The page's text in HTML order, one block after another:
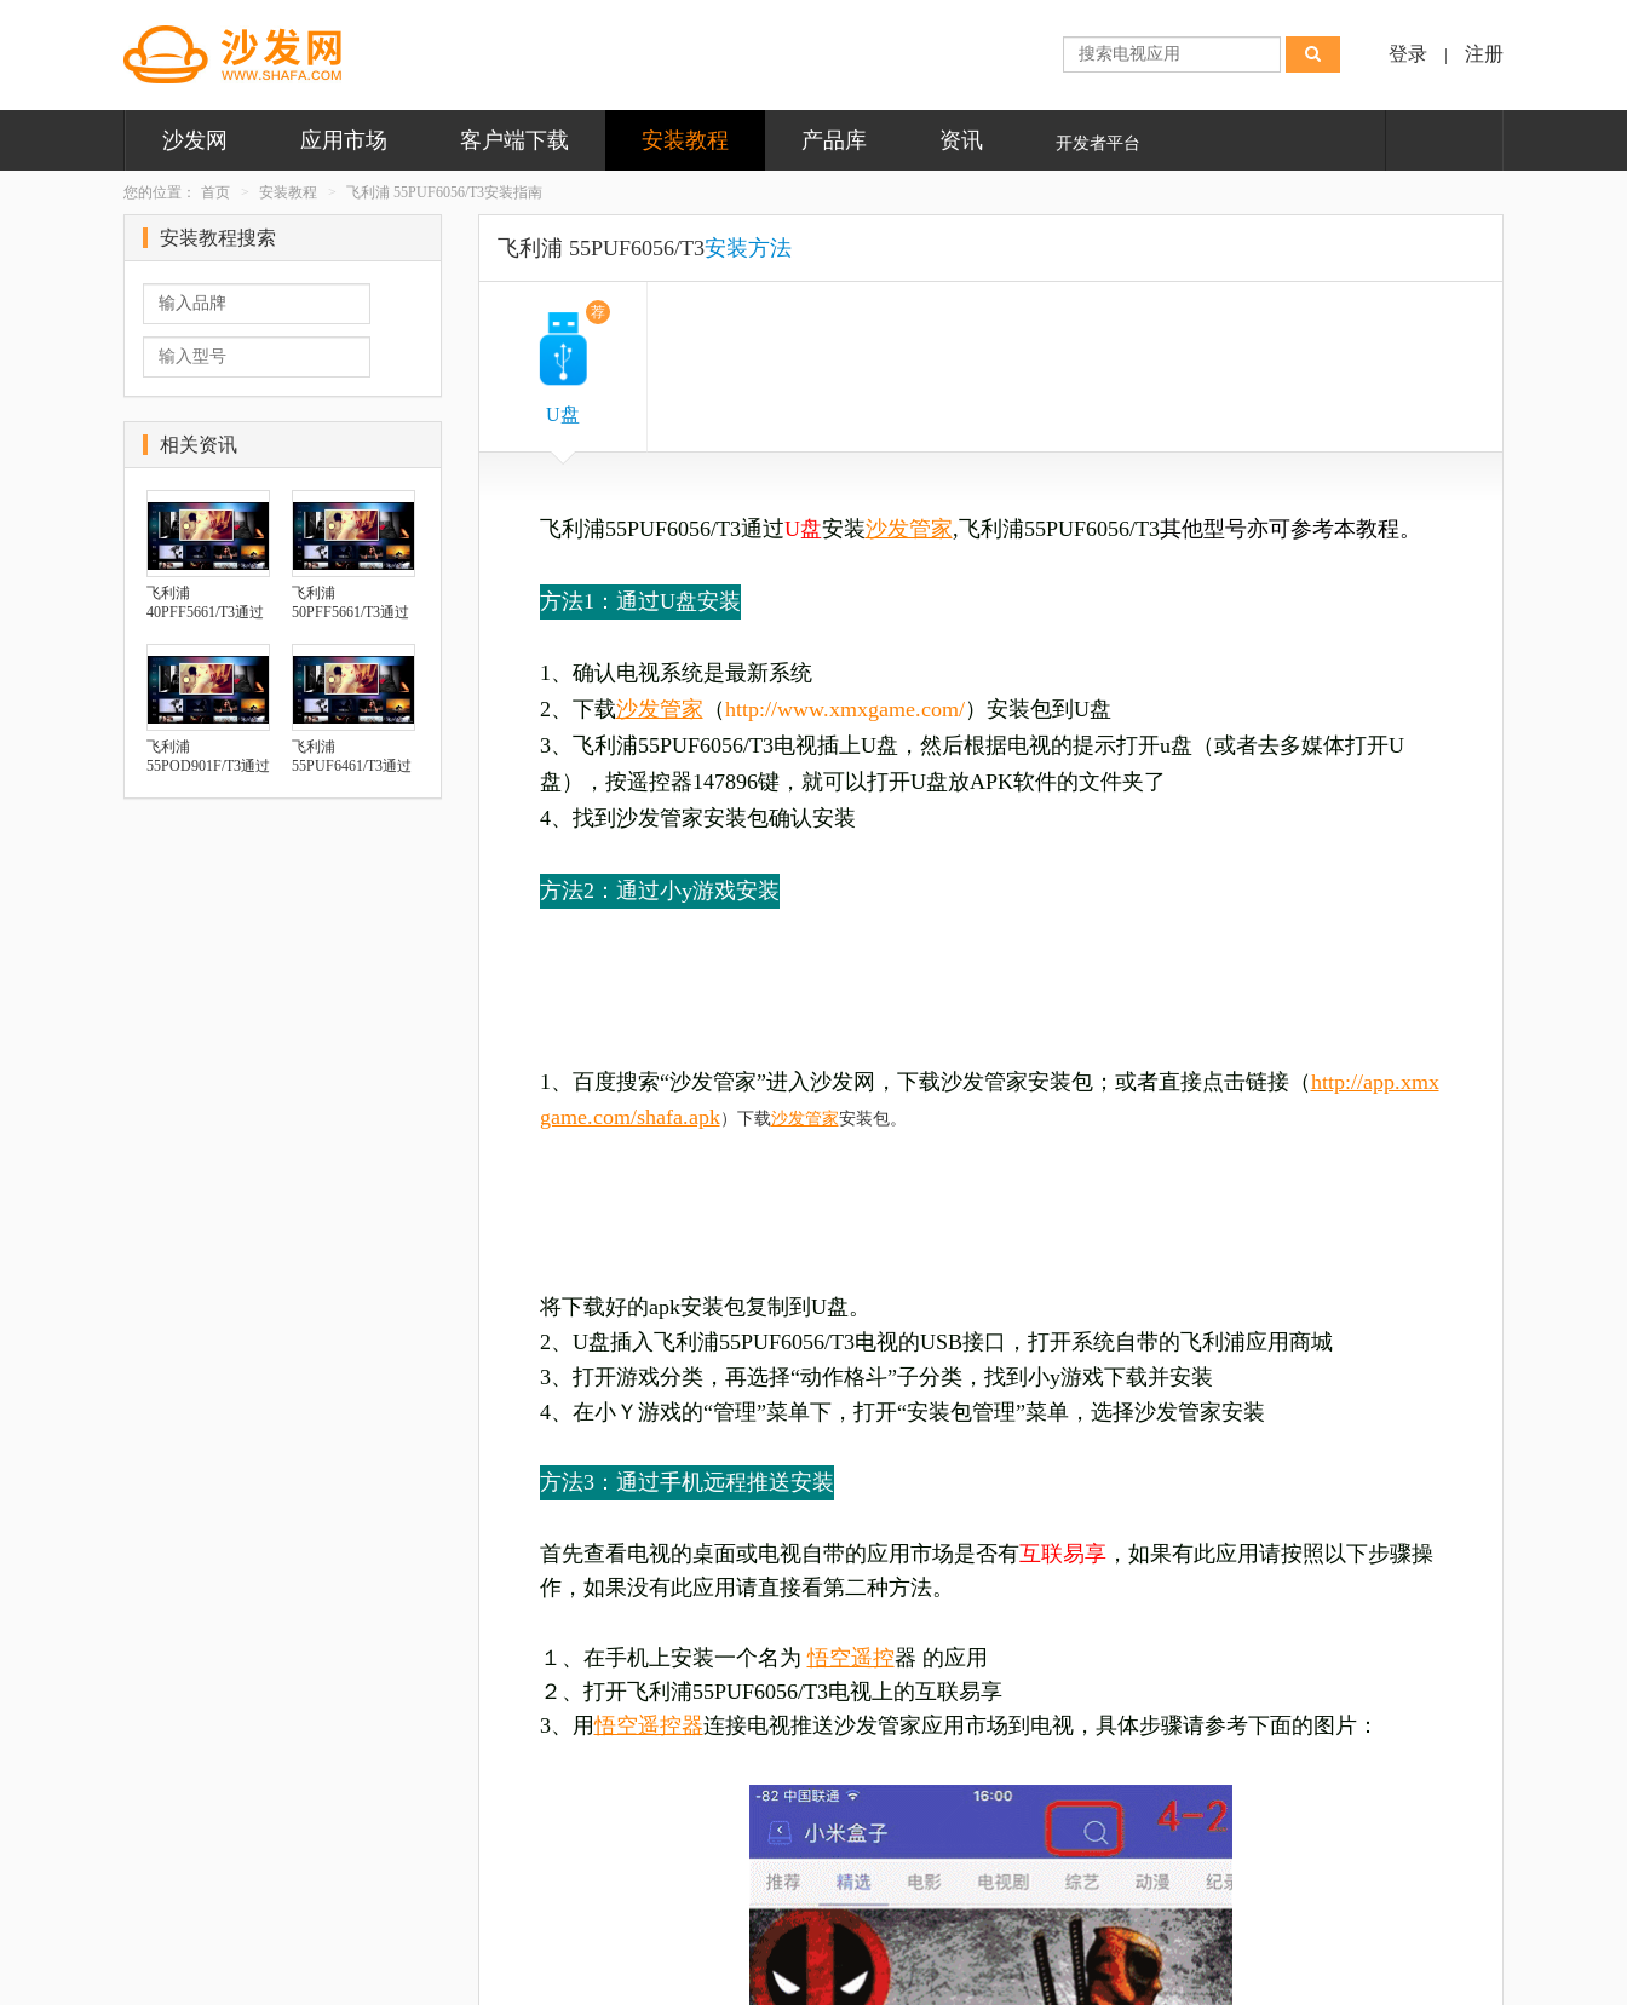
登录 注册
沙发网 应用市场 客户端下载 安装教程 产品库 资讯 开发者平台
您的位置： 首页 安装教程 飞利浦 55PUF6056/T3安装指南
飞利浦 55PUF6056/T3安装方法
荐
U盘
飞利浦55PUF6056/T3通过U盘安装沙发管家,飞利浦55PUF6056/T3其他型号亦可参考本教程。
方法1：通过U盘安装
1、确认电视系统是最新系统
2、下载沙发管家 （http://www.xmxgame.com/）安装包到U盘
3、
飞利浦55PUF6056/T3电视插上U盘，然后根据电视的提示打开u盘（或者去多媒体打开U
盘），按遥控器147896键，就可以打开U盘放APK软件的文件夹了
4、找到沙发管家安装包确认安装
方法2： 通过小y游戏安装
1、 百度搜索“沙发管家”进入沙发网，下载沙发管家安装包；或者直接点击链接（http://app.xmx
game.com/shafa.apk）下载沙发管家安装包。
将下载好的apk安装包复制到U盘。
2、U盘插入 飞利浦55PUF6056/T3电视的USB接口，打开系统自带的飞利浦应用商城
3、打开游戏分类，再选择“动作格斗”子分类，找到小y游戏下载并安装
4、在小Ｙ游戏的“管理”菜单下，打开“安装包管理”菜单，选择沙发管家安装
方法3：通过手机远程推送安装
首先查看电视的桌面或电视自带的应用市场是否有互联易享，如果有此应用请按照以下步骤操
作，如果没有此应用请直接看第二种方法。
１、在手机上安装一个名为悟空遥控器 的应用
２、打开飞利浦55PUF6056/T3电视上的互联易享
3、用悟空遥控器连接电视推送沙发管家应用市场到电视，具体步骤请参考下面的图片：
安装教程搜索
相关资讯
飞利浦
40PFF5661/T3通过
飞利浦
50PFF5661/T3通过
飞利浦
55POD901F/T3通过
飞利浦
55PUF6461/T3通过